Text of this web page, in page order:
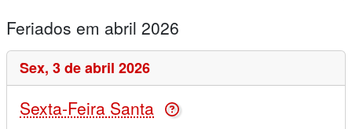
Feriados em abril 2026
Sex, 3 de abril 2026
Sexta-Feira Santa